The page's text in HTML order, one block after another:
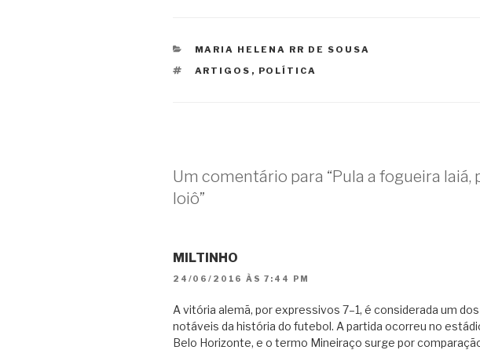
CATEGORIAS
MARIA HELENA RR DE SOUSA
TAGS
ARTIGOS , POLÍTICA
Um comentário para “Pula a fogueira Iaiá,
Ioiô”
MILTINHO
24/06/2016 ÀS 7:44 PM
A vitória alemã, por expressivos 7–1, é considerada um
notáveis ​​da história do futebol. A partida ocorreu no
Belo Horizonte, e o termo Mineiraço surge por